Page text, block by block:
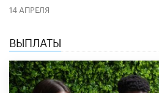
14 АПРЕЛЯ
ВЫПЛАТЫ